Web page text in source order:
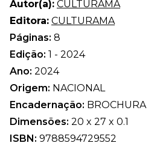
Autor(a): CULTURAMA
Editora: CULTURAMA
Páginas: 8
Edição: 1 - 2024
Ano: 2024
Origem: NACIONAL
Encadernação: BROCHURA
Dimensões: 20 x 27 x 0.1
ISBN: 9788594729552